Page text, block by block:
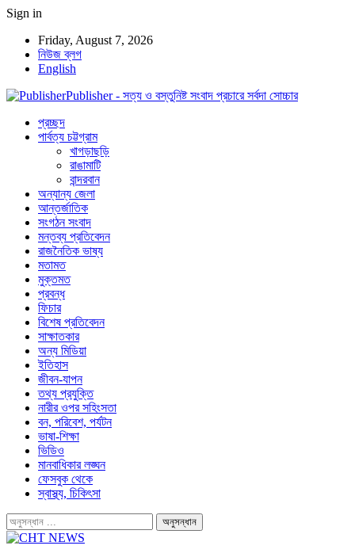
Sign in
Friday, August 7, 2026
নিউজ ব্লগ
English
Publisher - সত্য ও বস্তুনিষ্ট সংবাদ প্রচারে সর্বদা সোচ্চার
প্রচ্ছদ
পার্বত্য চট্টগ্রাম
খাগড়াছড়ি
রাঙামাটি
বান্দরবান
অন্যান্য জেলা
আন্তর্জাতিক
সংগঠন সংবাদ
মন্তব্য প্রতিবেদন
রাজনৈতিক ভাষ্য
মতামত
মুক্তমত
প্রবন্ধ
ফিচার
বিশেষ প্রতিবেদন
সাক্ষাতকার
অন্য মিডিয়া
ইতিহাস
জীবন-যাপন
তথ্য প্রযুক্তি
নারীর ওপর সহিংসতা
বন, পরিবেশ, পর্যটন
ভাষা-শিক্ষা
ভিডিও
মানবাধিকার লঙ্ঘন
ফেসবুক থেকে
স্বাস্থ্য, চিকিৎসা